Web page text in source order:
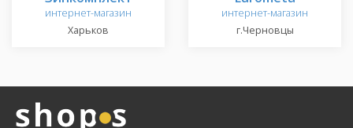
интернет-магазин
Харьков
интернет-магазин
г.Черновцы